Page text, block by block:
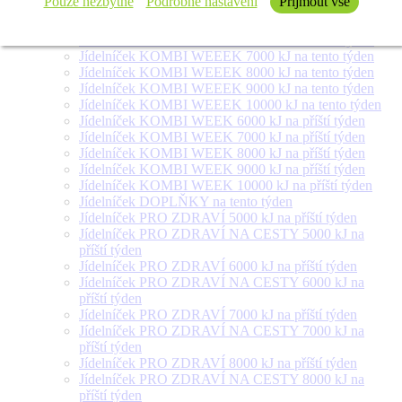
týden
Jídelníček KOMBI WEEEK 7000 kJ na tento týden
Jídelníček KOMBI WEEEK 8000 kJ na tento týden
Jídelníček KOMBI WEEEK 9000 kJ na tento týden
Jídelníček KOMBI WEEEK 10000 kJ na tento týden
Jídelníček KOMBI WEEK 6000 kJ na příští týden
Jídelníček KOMBI WEEK 7000 kJ na příští týden
Jídelníček KOMBI WEEK 8000 kJ na příští týden
Jídelníček KOMBI WEEK 9000 kJ na příští týden
Jídelníček KOMBI WEEK 10000 kJ na příští týden
Jídelníček DOPLŇKY na tento týden
Jídelníček PRO ZDRAVÍ 5000 kJ na příští týden
Jídelníček PRO ZDRAVÍ NA CESTY 5000 kJ na
příští týden
Jídelníček PRO ZDRAVÍ 6000 kJ na příští týden
Jídelníček PRO ZDRAVÍ NA CESTY 6000 kJ na
příští týden
Jídelníček PRO ZDRAVÍ 7000 kJ na příští týden
Jídelníček PRO ZDRAVÍ NA CESTY 7000 kJ na
příští týden
Jídelníček PRO ZDRAVÍ 8000 kJ na příští týden
Jídelníček PRO ZDRAVÍ NA CESTY 8000 kJ na
příští týden